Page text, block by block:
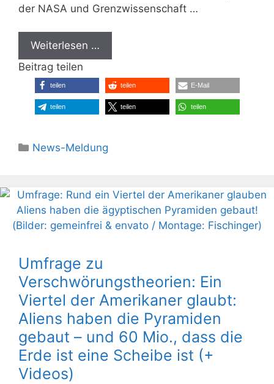
der NASA und Grenzwissenschaft …
Weiterlesen …
Beitrag teilen
teilen teilen E-Mail
teilen teilen teilen
Kategorien
News-Meldung
Umfrage zu
Verschwörungstheorien: Ein
Viertel der Amerikaner glaubt:
Aliens haben die Pyramiden
gebaut – und 60 Mio., dass die
Erde ist eine Scheibe ist (+
Videos)